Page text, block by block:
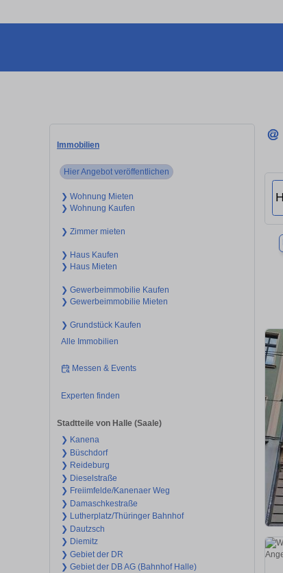
Immobilien
Hier Angebot veröffentlichen
❯ Wohnung Mieten
❯ Wohnung Kaufen
❯ Zimmer mieten
❯ Haus Kaufen
❯ Haus Mieten
❯ Gewerbeimmobilie Kaufen
❯ Gewerbeimmobilie Mieten
❯ Grundstück Kaufen
Alle Immobilien
Messen & Events
Experten finden
Stadtteile von Halle (Saale)
❯ Kanena
❯ Büschdorf
❯ Reideburg
❯ Dieselstraße
❯ Freiimfelde/Kanenaer Weg
❯ Damaschkestraße
❯ Lutherplatz/Thüringer Bahnhof
❯ Dautzsch
❯ Diemitz
❯ Gebiet der DR
❯ Gebiet der DB AG (Bahnhof Halle)